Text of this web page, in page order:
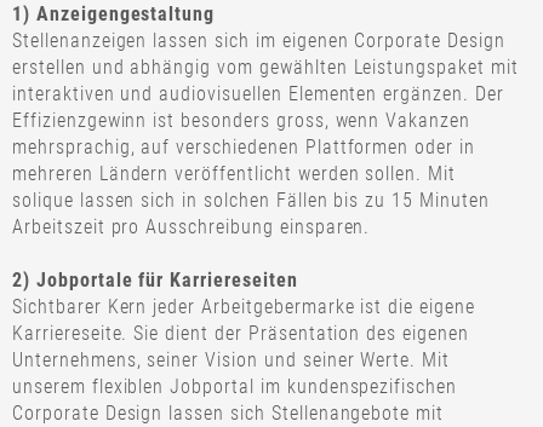
1) Anzeigengestaltung
Stellenanzeigen lassen sich im eigenen Corporate Design
erstellen und abhängig vom gewählten Leistungspaket mit
interaktiven und audiovisuellen Elementen ergänzen. Der
Effizienzgewinn ist besonders gross, wenn Vakanzen
mehrsprachig, auf verschiedenen Plattformen oder in
mehreren Ländern veröffentlicht werden sollen. Mit
solique lassen sich in solchen Fällen bis zu 15 Minuten
Arbeitszeit pro Ausschreibung einsparen.
2) Jobportale für Karriereseiten
Sichtbarer Kern jeder Arbeitgebermarke ist die eigene
Karriereseite. Sie dient der Präsentation des eigenen
Unternehmens, seiner Vision und seiner Werte. Mit
unserem flexiblen Jobportal im kundenspezifischen
Corporate Design lassen sich Stellenangebote mit